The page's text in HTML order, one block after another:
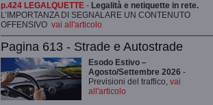
p.424 LEGALQUETTE - Legalità e netiquette in rete.
L’IMPORTANZA DI SEGNALARE UN CONTENUTO
OFFENSIVO vai all'articolo
Pagina 613 - Strade e Autostrade
Esodo Estivo –
Agosto/Settembre 2026 -
Previsioni del traffico, vai
all'articolo